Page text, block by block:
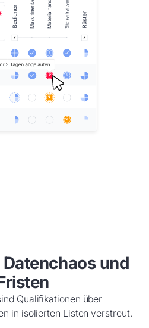
und
Qualifikationen über
in isolierten Listen verstreut.